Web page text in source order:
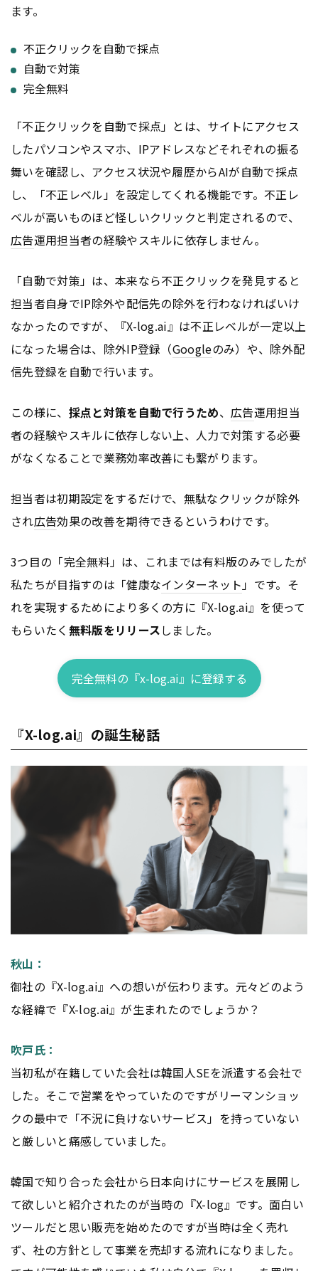
ます。
不正クリックを自動で採点
自動で対策
完全無料
「不正クリックを自動で採点」とは、サイトにアクセス
したパソコンやスマホ、IPアドレスなどそれぞれの振る
舞いを確認し、アクセス状況や履歴からAIが自動で採点
し、「不正レベル」を設定してくれる機能です。不正レ
ベルが高いものほど怪しいクリックと判定されるので、
広告運用担当者の経験やスキルに依存しません。
「自動で対策」は、本来なら不正クリックを発見すると
担当者自身でIP除外や配信先の除外を行わなければいけ
なかったのですが、『X-log.ai』は不正レベルが一定以上
になった場合は、除外IP登録（Googleのみ）や、除外配
信先登録を自動で行います。
この様に、 採点と対策を自動で行うため、広告運用担当
者の経験やスキルに依存しない上、人力で対策する必要
がなくなることで業務効率改善にも繋がります。
担当者は初期設定をするだけで、無駄なクリックが除外
され広告効果の改善を期待できるというわけです。
3つ目の「完全無料」は、これまでは有料版のみでしたが
私たちが目指すのは「健康なインターネット 」です。そ
れを実現するためにより多くの方に『X-log.ai』を使って
もらいたく 無料版をリリースしました。
完全無料の『x-log.ai』に登録する
『X-log.ai』の誕生秘話
秋山：
御社の『X-log.ai』への想いが伝わります。元々どのよう
な経緯で『X-log.ai』が生まれたのでしょうか？
吹戸氏：
当初私が在籍していた会社は韓国人SEを派遣する会社で
した。そこで営業をやっていたのですがリーマンショッ
クの最中で「不況に負けないサービス」を持っていない
と厳しいと痛感していました。
韓国で知り合った会社から日本向けにサービスを展開し
て欲しいと紹介されたのが当時の『X-log』です。面白い
ツールだと思い販売を始めたのですが当時は全く売れ
ず、社の方針として事業を売却する流れになりました。